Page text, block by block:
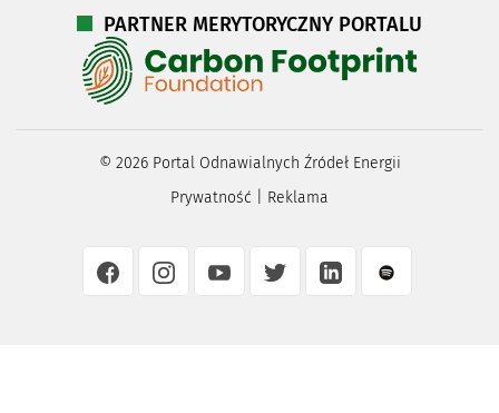
PARTNER MERYTORYCZNY PORTALU
© 2026Portal Odnawialnych Źródeł Energii
Prywatność
Reklama